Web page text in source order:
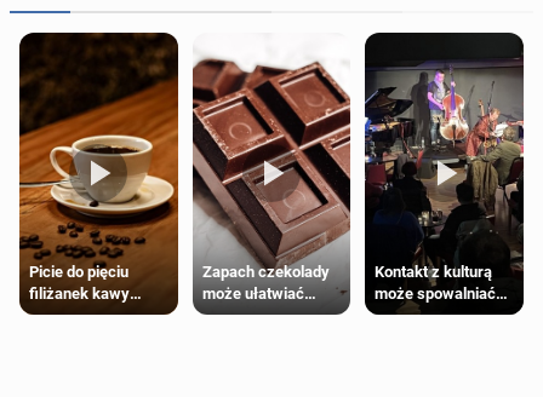
Picie do pięciu
filiżanek kawy
dziennie jest
Zapach czekolady
może ułatwiać
trening siłowy
Kontakt z kulturą
może spowalniać
starzenie